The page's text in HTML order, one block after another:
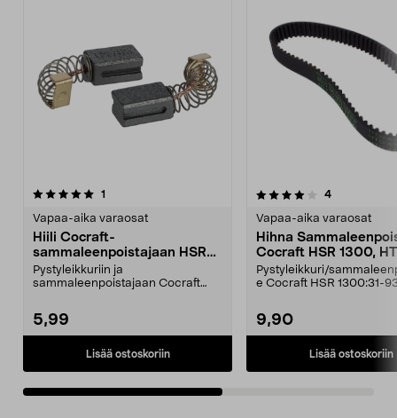
1
Vapaa-aika varaosat
Hiili Cocraft-
sammaleenpoistajaan HSR
1300, 14x10x7 mm, 2 kpl
Pystyleikkuriin ja
sammaleenpoistajaan Cocraft
5,99
Lisää ostoskoriin
4.0viidestä
4arvostelut
Vapaa-aika varaosat
Hihna
Cocraft HSR 1300,
5M
Pystyleikkuri/
e Cocraft HSR 1300:31-
9,90
Lisää ostoskoriin
4.5viidestä